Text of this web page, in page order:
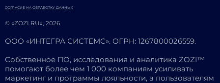
© «ZOZI.RU», 2026
СОГЛАСИЕ НА ОБРАБОТКУ ДАННЫХ
ООО «ИНТЕГРА СИСТЕМС». ОГРН: 1267800026559.
Собственное ПО, исследования и аналитика ZOZI™
помогают более чем 1 000 компаниям усиливать
маркетинг и программы лояльности, а пользователям